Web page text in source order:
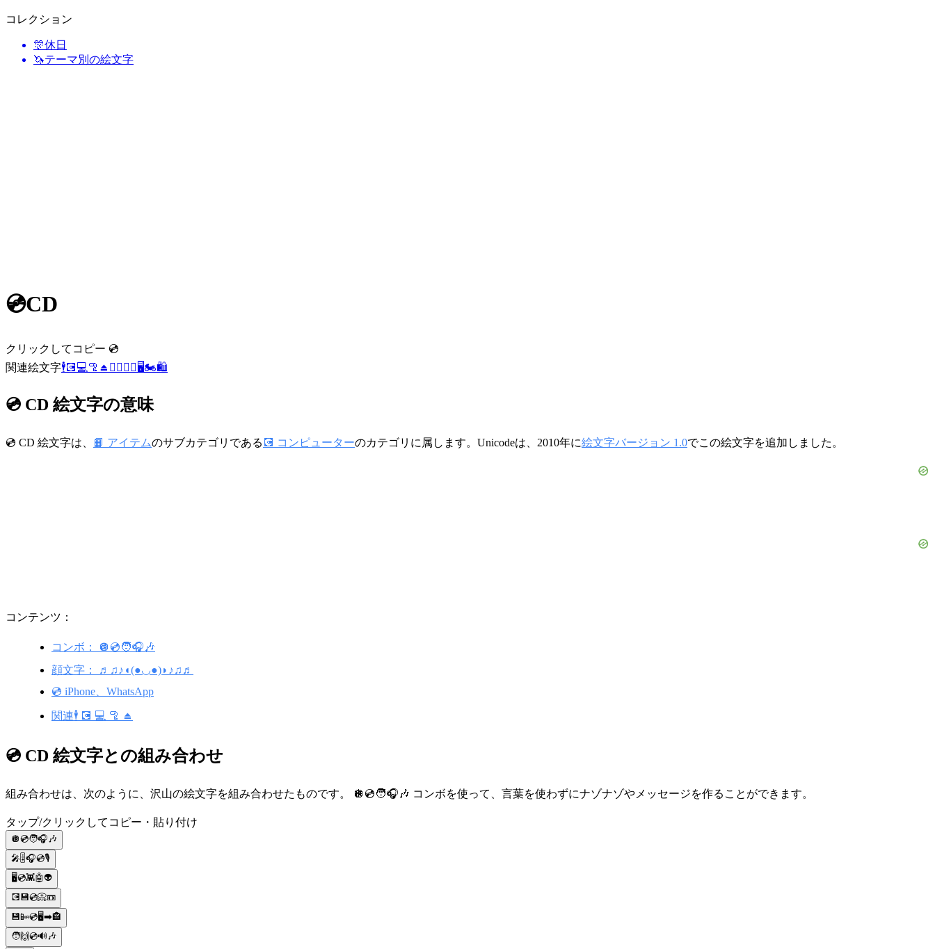
コレクション
🎊休日
🦄テーマ別の絵文字
💿CD
クリックしてコピー 💿
関連絵文字🕴️💽 💻 🦿 ⏏️ 🧍‍♂️ 🧍‍♀️ 🖥️🏍️🛍️
💿 CD 絵文字の意味
💿 CD 絵文字は、 📙 アイテムのサブカテゴリである 💽 コンピューターのカテゴリに属します。Unicodeは、2010年に絵文字バージョン 1.0でこの絵文字を追加しました。
コンテンツ：
コンボ： 🪩💿🧑🎧🎶
顔文字： ♬♫♪◖(●◡●)◗♪♫♬
💿 iPhone、WhatsApp
関連🕴️ 💽 💻 🦿 ⏏️
💿 CD 絵文字との組み合わせ
組み合わせは、次のように、沢山の絵文字を組み合わせたものです。 🪩💿🧑🎧🎶 コンボを使って、言葉を使わずにナゾナゾやメッセージを作ることができます。
タップ/クリックしてコピー・貼り付け
🪩💿🧑🎧🎶
🎤🎚🎧💿🎙
🖥💿👾🤖👽
💽💾💿📀📼
💾📴💿🖥️➡️🏤
🧑🙌💿🔊🎶